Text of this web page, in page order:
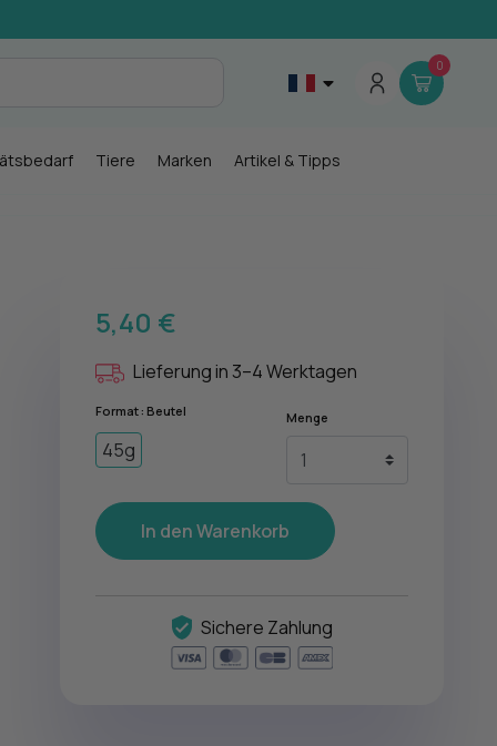
0
Tiere Marken Artikel & Tipps
5,40 €
Lieferung in 3–4 Werktagen
Format : Beutel
45g
Menge
In den Warenkorb
Sichere Zahlung